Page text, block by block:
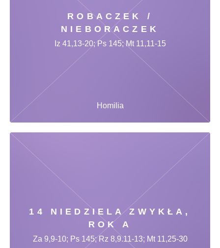
ROBACZEK /
NIEBORACZEK
Homilia
Iz 41,13-20; Ps 145; Mt 11,11-15
14 NIEDZIELA ZWYKŁA,
ROK A
Za 9,9-10; Ps 145; Rz 8,9.11-13; Mt 11,25-30